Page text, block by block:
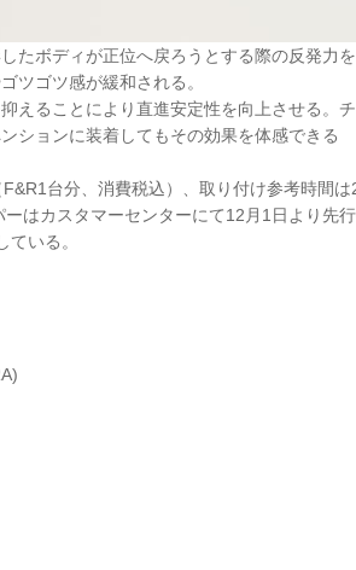
たボディが正位へ戻ろうとする際の反発力
ツゴツ感が緩和される。
えることにより直進安定性を向上させる。
ションに装着してもその効果を体感できる
台分、消費税込）、取り付け参考時間
ーはカスタマーセンターにて12月1日より先
いる。